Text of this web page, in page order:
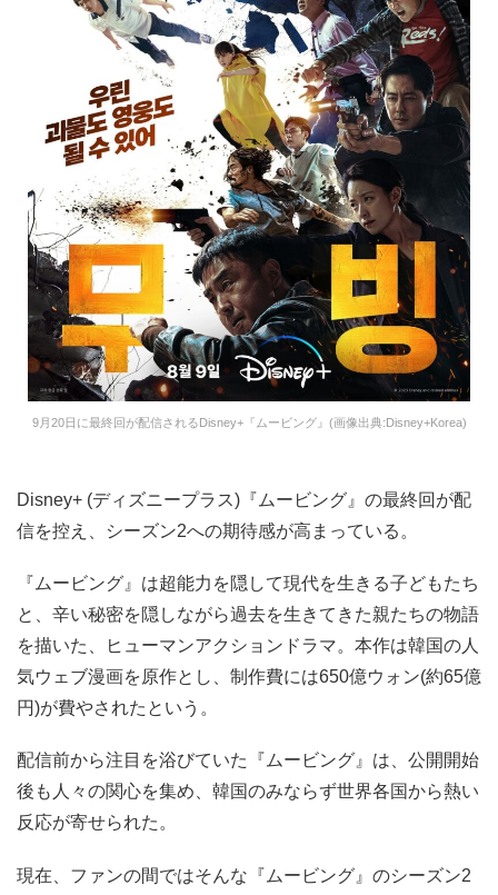
9月20日に最終回が配信されるDisney+『ムービング』(画像出典:Disney+Korea)
Disney+ (ディズニープラス)『ムービング』の最終回が配
信を控え、シーズン2への期待感が高まっている。
『ムービング』は超能力を隠して現代を生きる子どもたち
と、辛い秘密を隠しながら過去を生きてきた親たちの物語
を描いた、ヒューマンアクションドラマ。本作は韓国の人
気ウェブ漫画を原作とし、制作費には650億ウォン(約65億
円)が費やされたという。
配信前から注目を浴びていた『ムービング』は、公開開始
後も人々の関心を集め、韓国のみならず世界各国から熱い
反応が寄せられた。
現在、ファンの間ではそんな『ムービング』のシーズン2